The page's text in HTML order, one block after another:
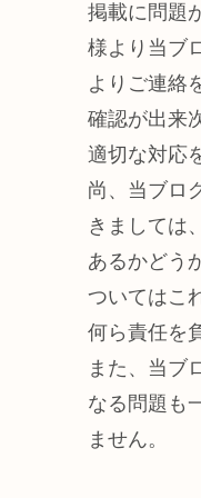
掲載に問題
様より当ブ
よりご連絡
確認が出来
適切な対応
尚、当ブロ
きましては
あるかどう
ついてはこ
何ら責任を
また、当ブ
なる問題も
ません。